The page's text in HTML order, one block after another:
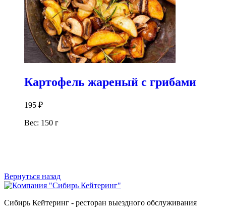
Картофель жареный с грибами
195 ₽
Вес: 150 г
Вернуться назад
Сибирь Кейтеринг - ресторан выездного обслуживания